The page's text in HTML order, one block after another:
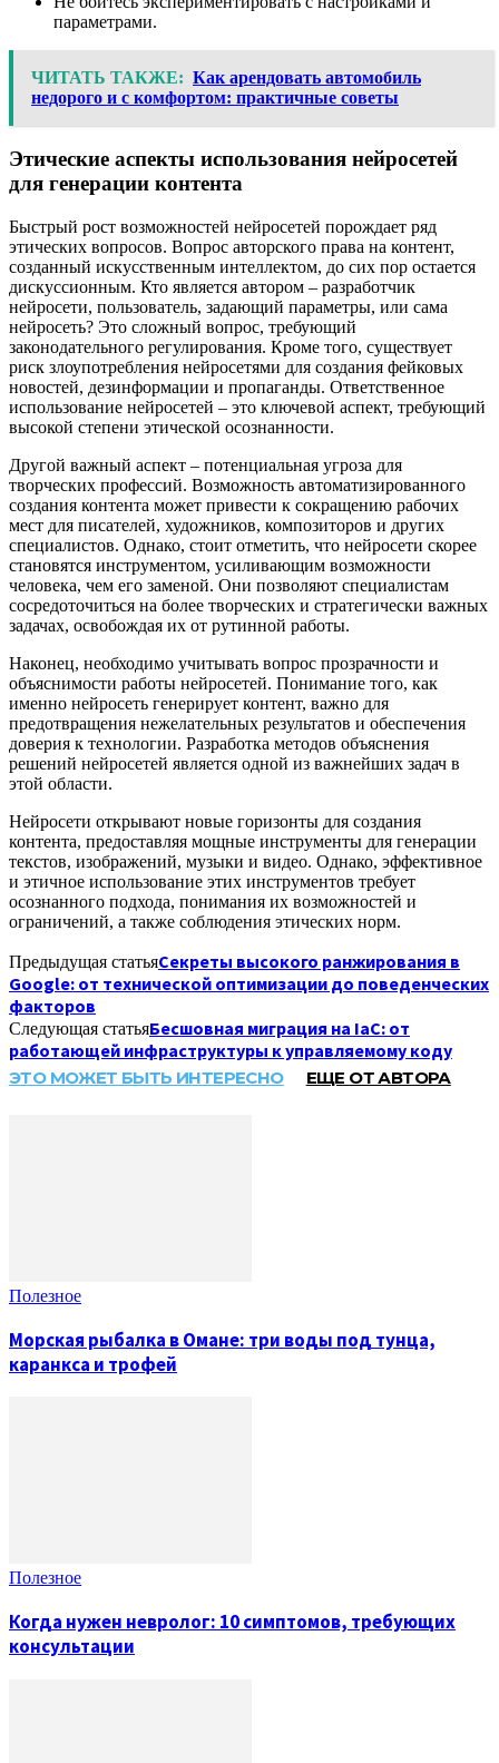
параметрами.
ЧИТАТЬ ТАКЖЕ: Как арендовать автомобиль
недорого и с комфортом: практичные советы
Этические аспекты использования нейросетей
для генерации контента
Быстрый рост возможностей нейросетей порождает ряд
этических вопросов. Вопрос авторского права на контент,
созданный искусственным интеллектом, до сих пор остается
дискуссионным. Кто является автором – разработчик
нейросети, пользователь, задающий параметры, или сама
нейросеть? Это сложный вопрос, требующий
законодательного регулирования. Кроме того, существует
риск злоупотребления нейросетями для создания фейковых
новостей, дезинформации и пропаганды. Ответственное
использование нейросетей – это ключевой аспект, требующий
высокой степени этической осознанности.
Другой важный аспект – потенциальная угроза для
творческих профессий. Возможность автоматизированного
создания контента может привести к сокращению рабочих
мест для писателей, художников, композиторов и других
специалистов. Однако, стоит отметить, что нейросети скорее
становятся инструментом, усиливающим возможности
человека, чем его заменой. Они позволяют специалистам
сосредоточиться на более творческих и стратегически важных
задачах, освобождая их от рутинной работы.
Наконец, необходимо учитывать вопрос прозрачности и
объяснимости работы нейросетей. Понимание того, как
именно нейросеть генерирует контент, важно для
предотвращения нежелательных результатов и обеспечения
доверия к технологии. Разработка методов объяснения
решений нейросетей является одной из важнейших задач в
этой области.
Нейросети открывают новые горизонты для создания
контента, предоставляя мощные инструменты для генерации
текстов, изображений, музыки и видео. Однако, эффективное
и этичное использование этих инструментов требует
осознанного подхода, понимания их возможностей и
ограничений, а также соблюдения этических норм.
Предыдущая статьяСекреты высокого ранжирования в
Google: от технической оптимизации до поведенческих
факторов
Следующая статьяБесшовная миграция на IaC: от
работающей инфраструктуры к управляемому коду
ЭТО МОЖЕТ БЫТЬ ИНТЕРЕСНО ЕЩЕ ОТ АВТОРА
Полезное
Морская рыбалка в Омане: три воды под тунца,
каранкса и трофей
Полезное
Когда нужен невролог: 10 симптомов, требующих
консультации